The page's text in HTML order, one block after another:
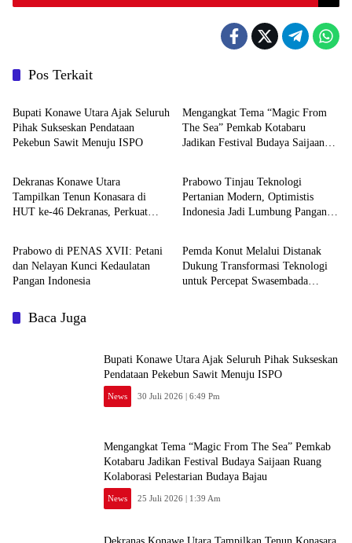
Pos Terkait
News
Bupati Konawe Utara Ajak Seluruh
Pihak Sukseskan Pendataan
Pekebun Sawit Menuju ISPO
Mengangkat Tema “Magic From
The Sea” Pemkab Kotabaru
Jadikan Festival Budaya Saijaan
News
Dekranas Konawe Utara
Tampilkan Tenun Konasara di
HUT ke-46 Dekranas, Perkuat
Nasional
Prabowo Tinjau Teknologi
Pertanian Modern, Optimistis
Indonesia Jadi Lumbung Pangan
Nasional
Prabowo di PENAS XVII: Petani
dan Nelayan Kunci Kedaulatan
Pangan Indonesia
Advertorial
Pemda Konut Melalui Distanak
Dukung Transformasi Teknologi
untuk Percepat Swasembada
Baca Juga
Bupati Konawe Utara Ajak Seluruh Pihak Sukseskan
Pendataan Pekebun Sawit Menuju ISPO
News 30 Juli 2026 | 6:49 Pm
Mengangkat Tema “Magic From The Sea” Pemkab
Kotabaru Jadikan Festival Budaya Saijaan Ruang
Kolaborasi Pelestarian Budaya Bajau
News 25 Juli 2026 | 1:39 Am
Dekranas Konawe Utara Tampilkan Tenun Konasara